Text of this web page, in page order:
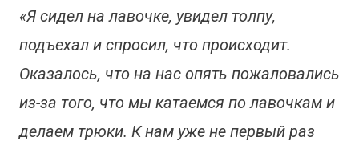
«Я сидел на лавочке, увидел толпу,
подъехал и спросил, что происходит.
Оказалось, что на нас опять пожаловались
из-за того, что мы катаемся по лавочкам и
делаем трюки. К нам уже не первый раз